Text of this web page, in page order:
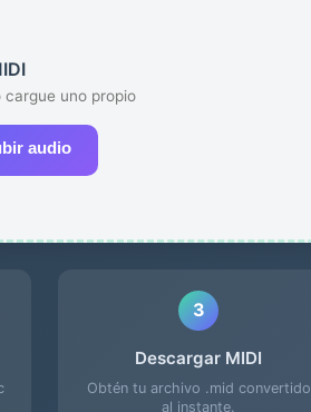
cargue uno propio
audio
3
Descargar MIDI
Obtén tu archivo .mid convertido
al instante.